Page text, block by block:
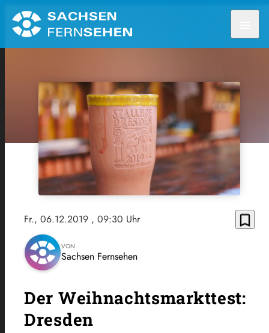
Fr., 06.12.2019 , 09:30 Uhr bookmark_border
VON
Sachsen Fernsehen
Der Weihnachtsmarkttest:
Dresden